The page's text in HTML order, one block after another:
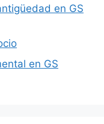
en GS
en GS